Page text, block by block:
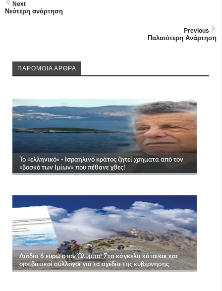
Next
Νεότερη ανάρτηση
Previous
Παλαιότερη Ανάρτηση
ΠΑΡΟΜΟΙΑ ΑΡΘΡΑ